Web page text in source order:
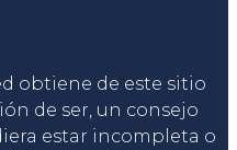
obtiene de este sitio
de ser, un consejo
estar incompleta o